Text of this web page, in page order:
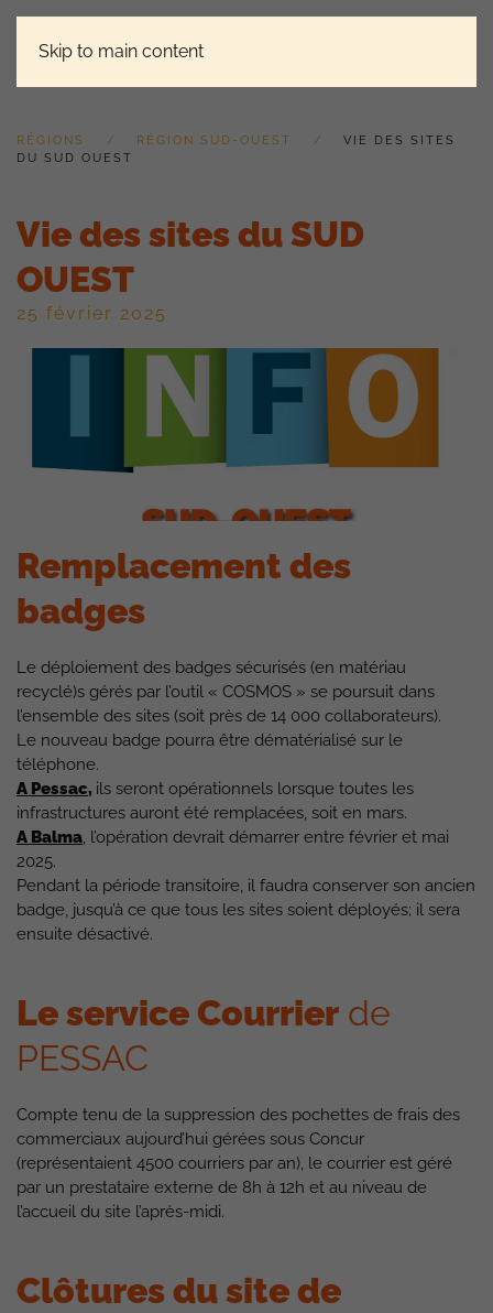
Skip to main content
RÉGIONS RÉGION SUD-OUEST
VIE DES SITES
DU SUD OUEST
Vie des sites du SUD
OUEST
25 février 2025
Remplacement des
badges
Le déploiement des badges sécurisés (en matériau
recyclé)s gérés par l’outil « COSMOS » se poursuit dans
l’ensemble des sites (soit près de 14 000 collaborateurs).
Le nouveau badge pourra être dématérialisé sur le
téléphone.
A Pessac, ils seront opérationnels lorsque toutes les
infrastructures auront été remplacées, soit en mars.
A Balma, l’opération devrait démarrer entre février et mai
2025.
Pendant la période transitoire, il faudra conserver son ancien
badge, jusqu’à ce que tous les sites soient déployés; il sera
ensuite désactivé.
Le service Courrier de
PESSAC
Compte tenu de la suppression des pochettes de frais des
commerciaux aujourd’hui gérées sous Concur
(représentaient 4500 courriers par an), le courrier est géré
par un prestataire externe de 8h à 12h et au niveau de
l’accueil du site l’après-midi.
Clôtures du site de